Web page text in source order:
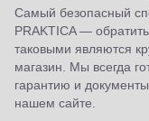
Самый безопасный
PRAKTICA —
таковыми являются
магазин. Мы всегда
гарантию и
нашем сайте.